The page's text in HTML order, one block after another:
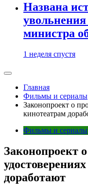
Названа
министра
1 неделя спустя
Главная
Фильмы и сериалы
Законопроект о
кинотеатрам
Фильмы и сериалы
Законопроект
доработают